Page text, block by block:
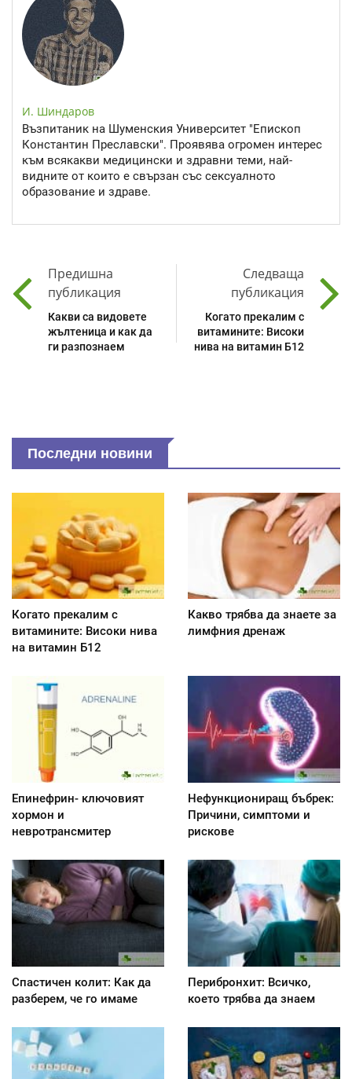
И. Шиндаров
Възпитаник на Шуменския Университет "Епископ
Константин Преславски". Проявява огромен интерес
към всякакви медицински и здравни теми, най-
видните от които е свързан със сексуалното
образование и здраве.
Предишна
публикация
Какви са видовете
жълтеница и как да
ги разпознаем
Следваща
публикация
Когато прекалим с
витамините: Високи
нива на витамин Б12
Последни новини
Когато прекалим с
витамините: Високи нива
на витамин Б12
Какво трябва да знаете за
лимфния дренаж
Епинефрин- ключовият
хормон и
невротрансмитер
Нефункциониращ бъбрек:
Причини, симптоми и
рискове
Спастичен колит: Как да
разберем, че го имаме
Перибронхит: Всичко,
което трябва да знаем